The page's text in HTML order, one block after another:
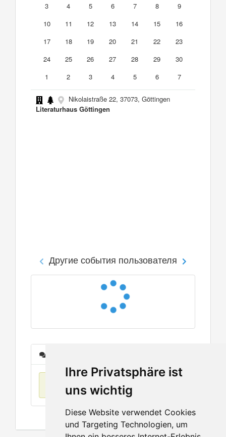
Ihre Privatsphäre ist
uns wichtig
Diese Website verwendet Cookies
und Targeting Technologien, um
3
4 5 6 7 8
9
10
11 12 13 14 15
16
17
18 19 20 21 22
23
24
25 26 27 28 29
30
1
2 3 4 5 6 7
Nikolaistraße 22, 37073, Göttingen
Literaturhaus Göttingen
Другие события пользователя